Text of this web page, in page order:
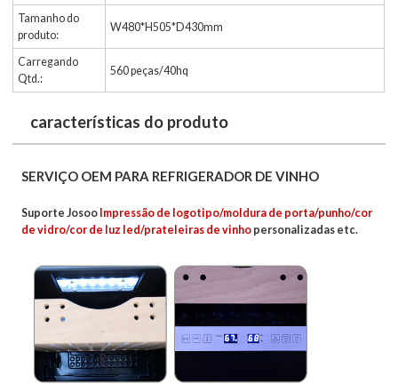
Tamanho do
produto:
W480*H505*D430mm
Carregando
Qtd.:
560 peças/40hq
características do produto
SERVIÇO OEM PARA REFRIGERADOR DE VINHO
Suporte Josoo Impressão de logotipo/moldura de porta/punho/cor
de vidro/cor de luz led/prateleiras de vinho personalizadas etc.